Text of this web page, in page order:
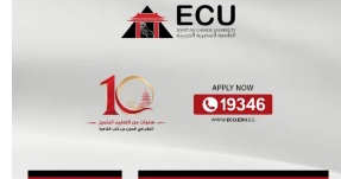
تكتب .. حين يصبح الذكاء الاصطناعي
نستبدل التأمل بالاستهلاك؟